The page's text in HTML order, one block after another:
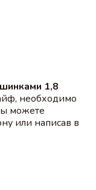
1,8
необходимо
можете
или написав в